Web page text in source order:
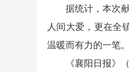
据统计，本次
人间大爱，更在全
温暖而有力的一笔。
《襄阳日报》